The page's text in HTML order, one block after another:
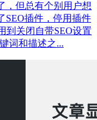
，但总有个别用户想
SEO插件，停用插件
到关闭自带SEO设置
词和描述之...